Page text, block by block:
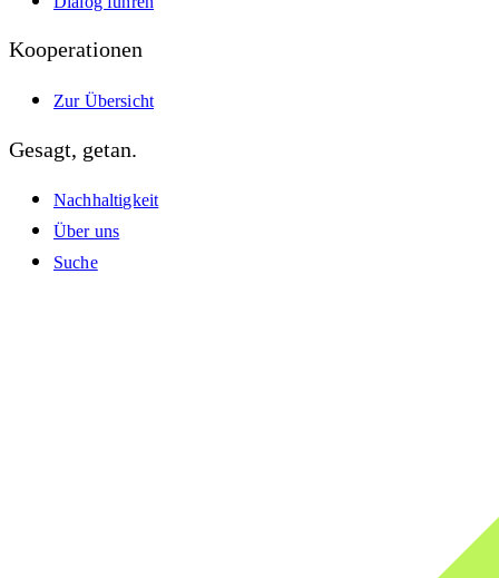
Kooperationen
Zur Übersicht
Gesagt, getan.
Nachhaltigkeit
Über uns
Suche